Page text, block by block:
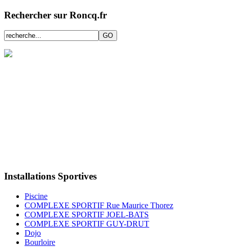
Rechercher sur Roncq.fr
Installations Sportives
Piscine
COMPLEXE SPORTIF Rue Maurice Thorez
COMPLEXE SPORTIF JOEL-BATS
COMPLEXE SPORTIF GUY-DRUT
Dojo
Bourloire